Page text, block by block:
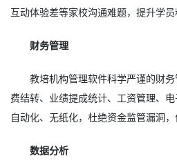
互动体验差等家校沟通难题，提升学员
财务管理
教培机构管理软件科学严谨的财
费结转、业绩提成统计、工资管理、
自动化、无纸化，杜绝资金监管漏洞，
数据分析